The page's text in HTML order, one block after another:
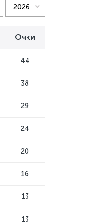
Очки
44
38
29
24
20
16
13
13